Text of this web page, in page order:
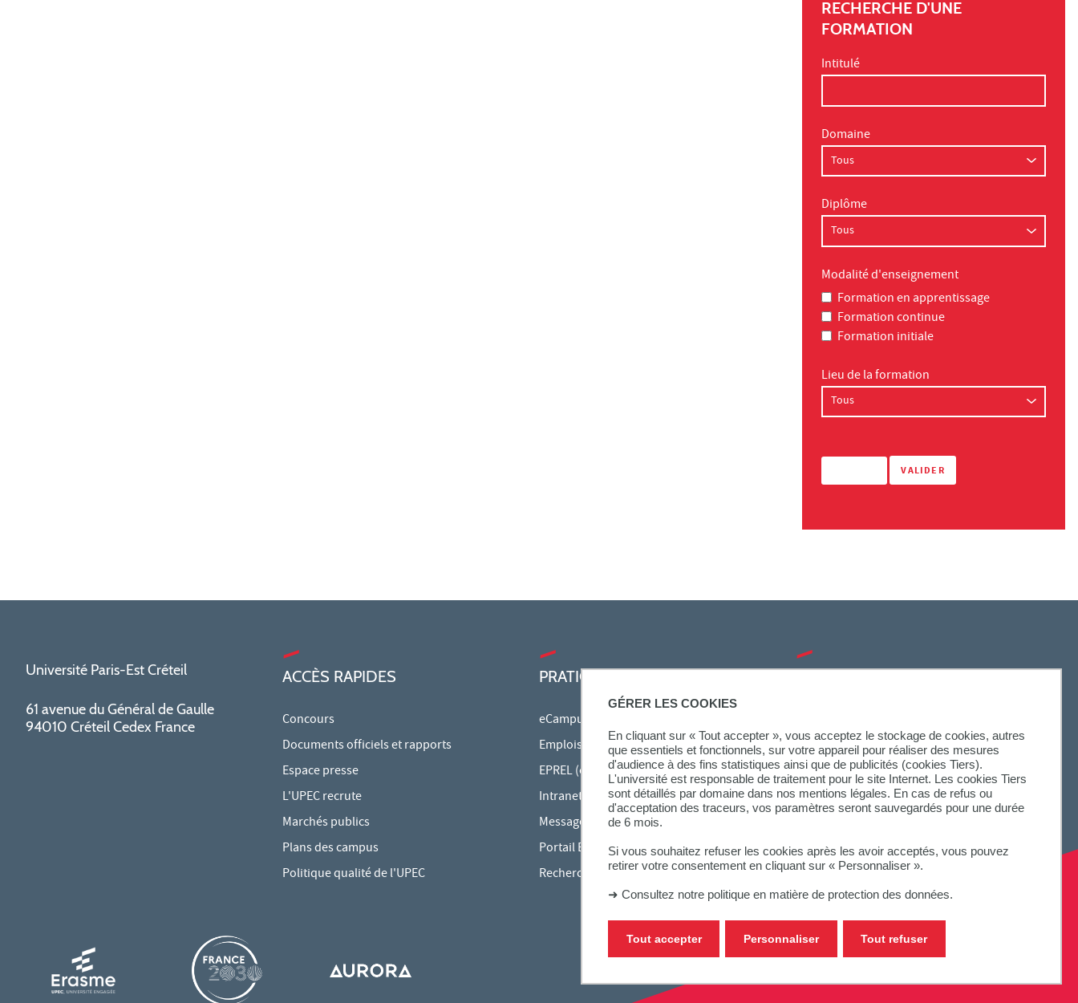
GÉRER LES COOKIES
En cliquant sur « Tout accepter », vous acceptez le stockage de cookies, autres
que essentiels et fonctionnels, sur votre appareil pour réaliser des mesures
d'audience à des fins statistiques ainsi que de publicités (cookies Tiers).
L'université est responsable de traitement pour le site Internet. Les cookies Tiers
sont détaillés par domaine dans nos mentions légales. En cas de refus ou
d'acceptation des traceurs, vos paramètres seront sauvegardés pour une durée
de 6 mois.
Si vous souhaitez refuser les cookies après les avoir acceptés, vous pouvez
retirer votre consentement en cliquant sur « Personnaliser ».
➜ Consultez notre politique en matière de protection des données.
Tout accepter Tout refuser
Personnaliser
RECHERCHE D'UNE
FORMATION
Intitulé
Domaine
Diplôme
Modalité d'enseignement
Formation en apprentissage
Formation continue
Formation initiale
Lieu de la formation
Université Paris-Est Créteil
61 avenue du Général de Gaulle
94010 Créteil Cedex France
ACCÈS RAPIDES
Concours
Documents officiels et rapports
Espace presse
L'UPEC recrute
Marchés publics
Plans des campus
Politique qualité de l'UPEC
PRATIQUE
eCampus
Emplois du temps en ligne
EPREL (cours en ligne)
Intranet des personnels
Messagerie étudiante
Portail Bu Athéna
Rechercher une formation